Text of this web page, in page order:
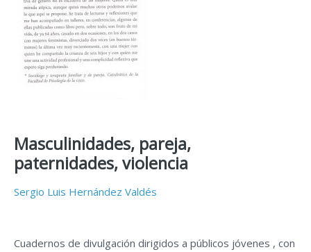
Masculinidades, pareja,
paternidades, violencia
Sergio Luis Hernández Valdés
Cuadernos de divulgación dirigidos a públicos jóvenes , con